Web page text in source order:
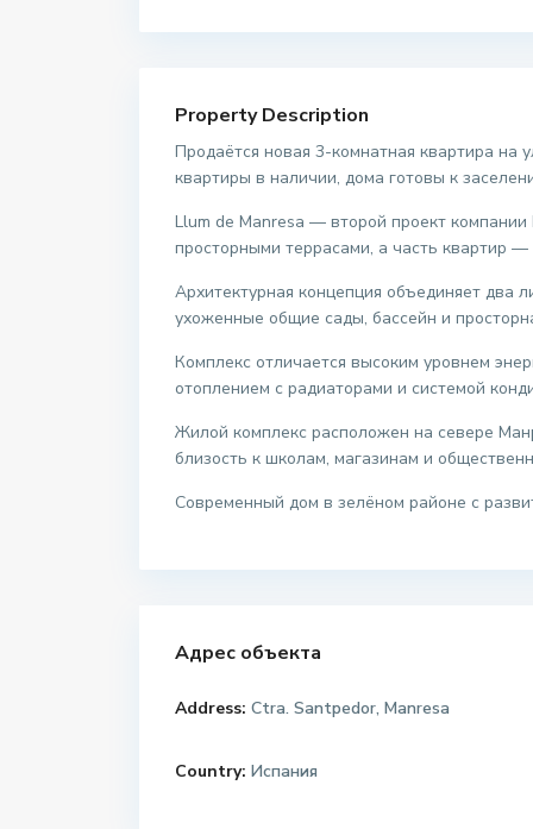
Property Description
Продаётся новая 3-комнатная квартира
квартиры в наличии, дома готовы к
Llum de Manresa — второй проект
просторными террасами, а часть квартир
Архитектурная концепция объединяет два
ухоженные общие сады, бассейн и
Комплекс отличается высоким уровнем
отоплением с радиаторами и системой
Жилой комплекс расположен на севере
близость к школам, магазинам и
Современный дом в зелёном районе с
Адрес объекта
Address: Ctra. Santpedor, Manresa
Country: Испания